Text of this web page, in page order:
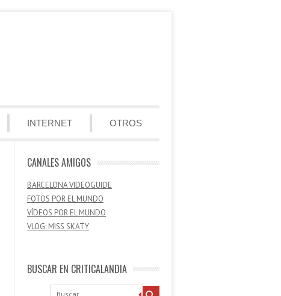
INTERNET OTROS
CANALES AMIGOS
BARCELONA VIDEOGUIDE
FOTOS POR EL MUNDO
VÍDEOS POR EL MUNDO
VLOG: MISS SKATY
BUSCAR EN CRITICALANDIA
Buscar